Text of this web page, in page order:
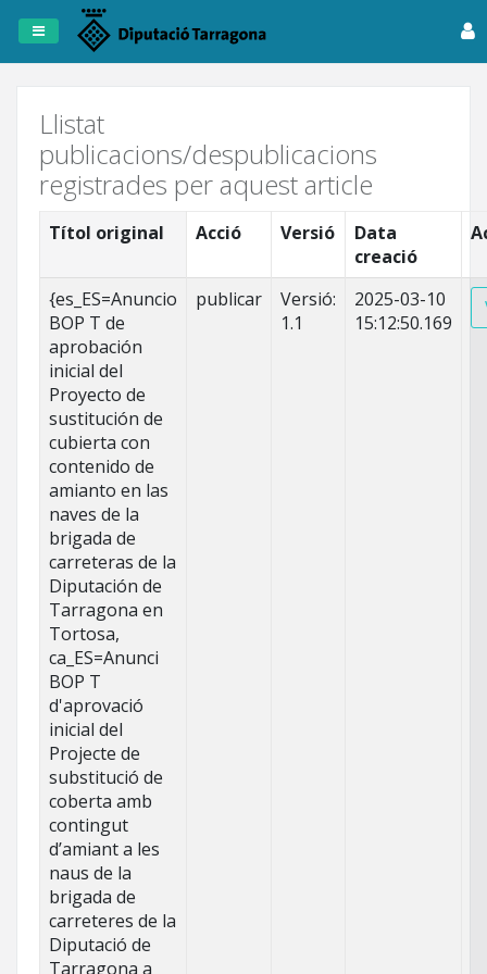
Registre
de
Dipta
Tots
els
registres
Llistat
publicacions/despublicacions
registrades per aquest article
Títol original Acció Versió
Data
creació
{es_ES=Anuncio
BOP T de
aprobación
inicial del
Proyecto de
sustitución de
cubierta con
contenido de
amianto en las
naves de la
brigada de
carreteras de la
Diputación de
Tarragona en
Tortosa,
ca_ES=Anunci
BOP T
d'aprovació
inicial del
Projecte de
substitució de
coberta amb
contingut
d’amiant a les
naus de la
brigada de
carreteres de la
Diputació de
Tarragona a
publicar
Versió:
1.1
2025-03-10
15:12:50.169